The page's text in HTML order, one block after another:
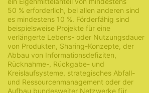
50 % erforderlich, bei allen anderen sind
es mindestens 10 %. Förderfähig sind
beispielsweise Projekte für eine
verlängerte Lebens- oder Nutzungsdauer
von Produkten, Sharing-Konzepte, der
Abbau von Informationsdefiziten,
Rücknahme-, Rückgabe- und
Kreislaufsysteme, strategisches Abfall-
und Ressourcenmanagement oder der
Aufbau bundesweiter Netzwerke für